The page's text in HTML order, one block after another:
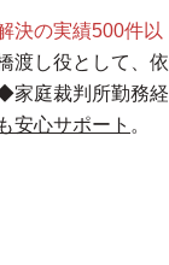
決の実績500件以
渡し役として、依
家庭裁判所勤務経
安心サポート 。